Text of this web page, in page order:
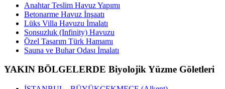
Anahtar Teslim Havuz Yapımı
Betonarme Havuz İnşaatı
Lüks Villa Havuzu İmalatı
Sonsuzluk (Infinity) Havuzu
Özel Tasarım Türk Hamamı
Sauna ve Buhar Odası İmalatı
YAKIN BÖLGELERDE Biyolojik Yüzme Göletleri